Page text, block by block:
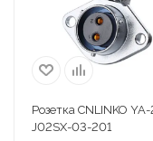
Розетка CNLINKO
J02SX-03-201